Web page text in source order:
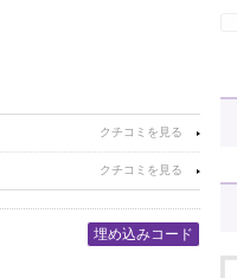
埋め込みコード